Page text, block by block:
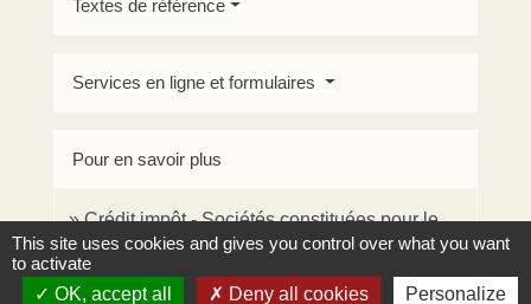
Textes de référence
Services en ligne et formulaires
Pour en savoir plus
Crédit impôt - Sociétés constituées pour le
rachat du capital d'une sociétéopen_in_new
Ministère chargé de l'économie
This site uses cookies and gives you control over what you want
to activate
OK, accept all
Deny all cookies Personalize